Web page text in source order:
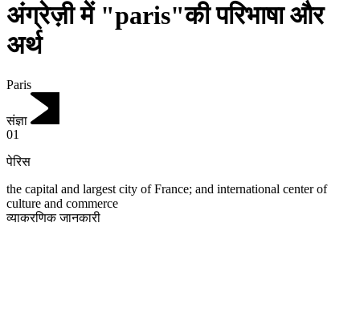
अंग्रेज़ी में "paris"की परिभाषा और
अर्थ
Paris
संज्ञा
01
पेरिस
the capital and largest city of France; and international center of
culture and commerce
व्याकरणिक जानकारी